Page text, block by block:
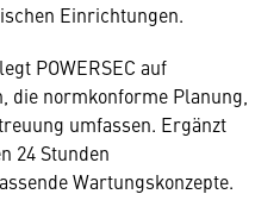
Einrichtungen.
POWERSEC auf
die normkonforme Planung,
umfassen. Ergänzt
24 Stunden
Wartungskonzepte.